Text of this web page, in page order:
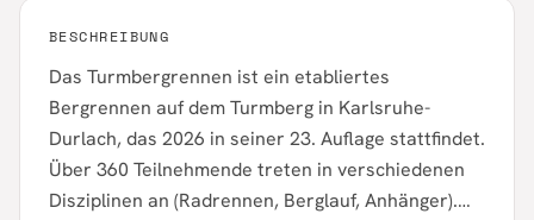
BESCHREIBUNG
Das Turmbergrennen ist ein etabliertes
Bergrennen auf dem Turmberg in Karlsruhe-
Durlach, das 2026 in seiner 23. Auflage stattfindet.
Über 360 Teilnehmende treten in verschiedenen
Disziplinen an (Radrennen, Berglauf, Anhänger).